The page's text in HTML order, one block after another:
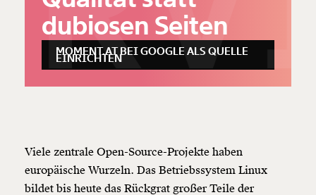
dubiosen Seiten
MOMENT.AT BEI GOOGLE ALS QUELLE
EINRICHTEN
Viele zentrale Open-Source-Projekte haben
europäische Wurzeln. Das Betriebssystem Linux
bildet bis heute das Rückgrat großer Teile der